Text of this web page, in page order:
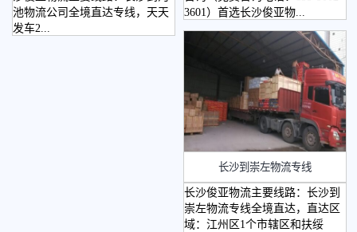
池物流公司全境直达专线，天天
发车2...
3601）首选长沙俊亚物...
长沙到崇左物流专线
长沙俊亚物流主要线路：长沙到
崇左物流专线全境直达，直达区
域：江州区1个市辖区和扶绥